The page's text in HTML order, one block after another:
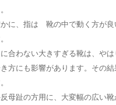
に、指は 靴の中で動く方が
合わない大きすぎる靴は、や
方にも影響があります。その
母趾の方用に、大変幅の広い靴